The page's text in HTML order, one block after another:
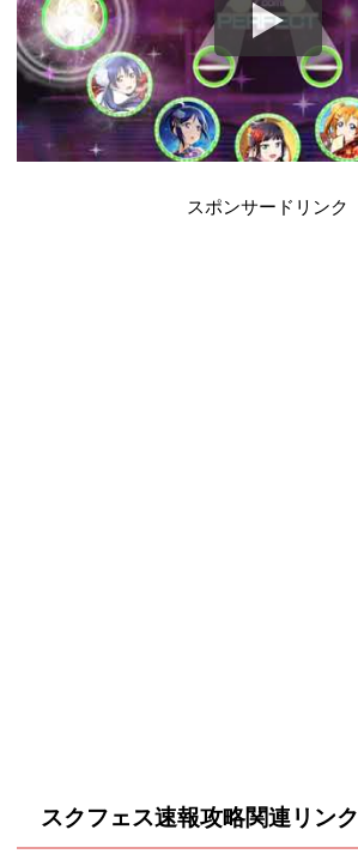
スポンサードリンク
スクフェス速報攻略関連リンク